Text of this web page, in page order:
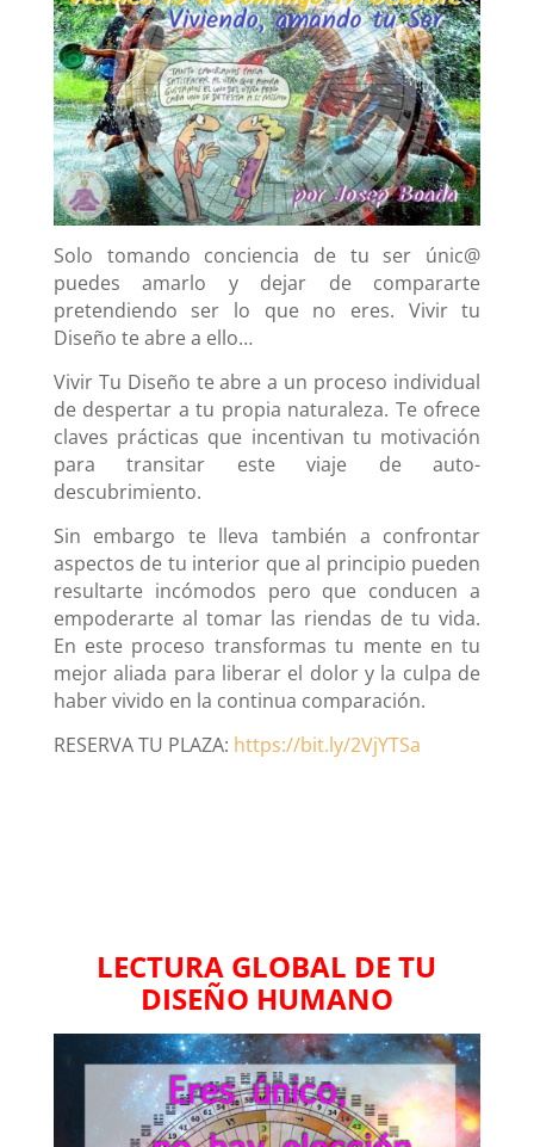
Solo tomando conciencia de tu ser únic@
puedes amarlo y dejar de compararte
pretendiendo ser lo que no eres. Vivir tu
Diseño te abre a ello…
Vivir Tu Diseño te abre a un proceso individual
de despertar a tu propia naturaleza. Te ofrece
claves prácticas que incentivan tu motivación
para transitar este viaje de auto-
descubrimiento.
Sin embargo te lleva también a confrontar
aspectos de tu interior que al principio pueden
resultarte incómodos pero que conducen a
empoderarte al tomar las riendas de tu vida.
En este proceso transformas tu mente en tu
mejor aliada para liberar el dolor y la culpa de
haber vivido en la continua comparación.
RESERVA TU PLAZA: https://bit.ly/2VjYTSa
LECTURA GLOBAL DE TU
DISEÑO HUMANO